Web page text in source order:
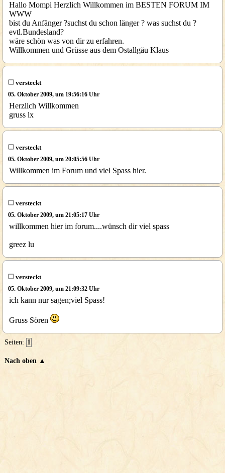
Hallo Mompi Herzlich Willkommen im BESTEN FORUM IM
WWW
bist du Anfänger ?suchst du schon länger ? was suchst du ?
evtl.Bundesland?
wäre schön was von dir zu erfahren.
Willkommen und Grüsse aus dem Ostallgäu Klaus
versteckt
05. Oktober 2009, um 19:56:16 Uhr
Herzlich Willkommen
gruss lx
versteckt
05. Oktober 2009, um 20:05:56 Uhr
Willkommen im Forum und viel Spass hier.
versteckt
05. Oktober 2009, um 21:05:17 Uhr
willkommen hier im forum....wünsch dir viel spass
greez lu
versteckt
05. Oktober 2009, um 21:09:32 Uhr
ich kann nur sagen;viel Spass!
Gruss Sören
Seiten: 1
Nach oben ▲